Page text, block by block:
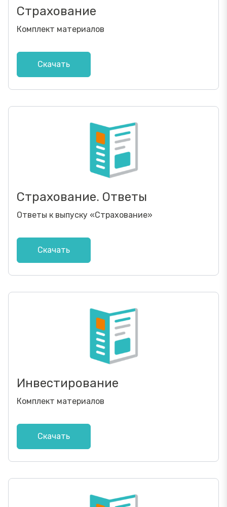
Страхование
Комплект материалов
Скачать
Страхование. Ответы
Ответы к выпуску «Страхование»
Скачать
Инвестирование
Комплект материалов
Скачать